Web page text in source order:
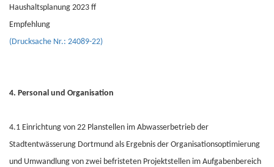
Haushaltsplanung 2023 ff
Empfehlung
(Drucksache Nr.: 24089-22)
4. Personal und Organisation
4.1 Einrichtung von 22 Planstellen im Abwasserbetrieb der
Stadtentwässerung Dortmund als Ergebnis der Organisationsoptimierung
und Umwandlung von zwei befristeten Projektstellen im Aufgabenbereich